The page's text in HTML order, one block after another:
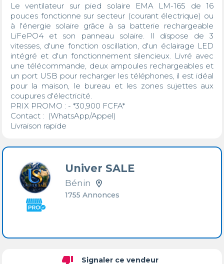
Le ventilateur sur pied solaire EMA LM-165 de 16
pouces fonctionne sur secteur (courant électrique) ou
à l'énergie solaire grâce à sa batterie rechargeable
LiFePO4 et son panneau solaire. Il dispose de 3
vitesses, d'une fonction oscillation, d'un éclairage LED
intégré et d'un fonctionnement silencieux. Livré avec
une télécommande, deux ampoules rechargeables et
un port USB pour recharger les téléphones, il est idéal
pour la maison, le bureau et les zones sujettes aux
coupures d'électricité.
PRIX PROMO : - *30,900 FCFA*
Contact :  (WhatsApp/Appel)
Livraison rapide
Univer SALE
Bénin
1755 Annonces
thumb_down Signaler ce vendeur